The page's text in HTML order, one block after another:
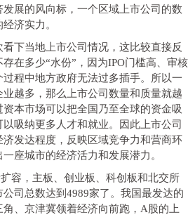
展的风向标，一个区域上市公司的数
济实力。
下当地上市公司情况，这比较直接反
在多少“水份”，因为IPO门槛高、审核
程中地方政府无法过多插手。所以一
越多，那么上市公司数量和质量就越
本市场可以把全国乃至全球的资金吸
吸纳更多人才和就业。因此上市公司
发达程度，反映区域竞争力和营商环
座城市的经济活力和发展潜力。
容，主板、创业板、科创板和北交所
司总数达到4989家了。我国最发达的
角、京津冀领着经济向前跑，A股的上